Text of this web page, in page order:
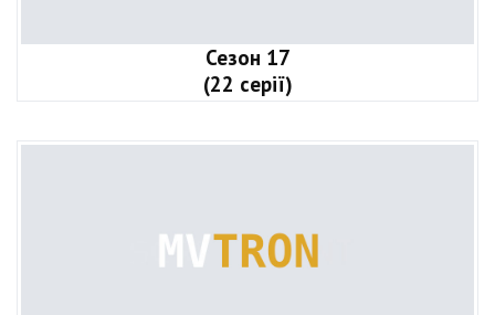
Сезон 17
(22 серії)